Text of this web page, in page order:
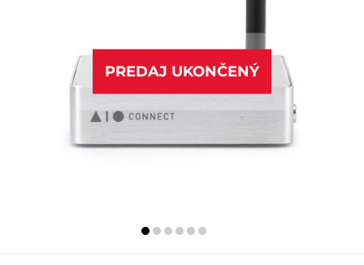
PREDAJ UKONČENÝ